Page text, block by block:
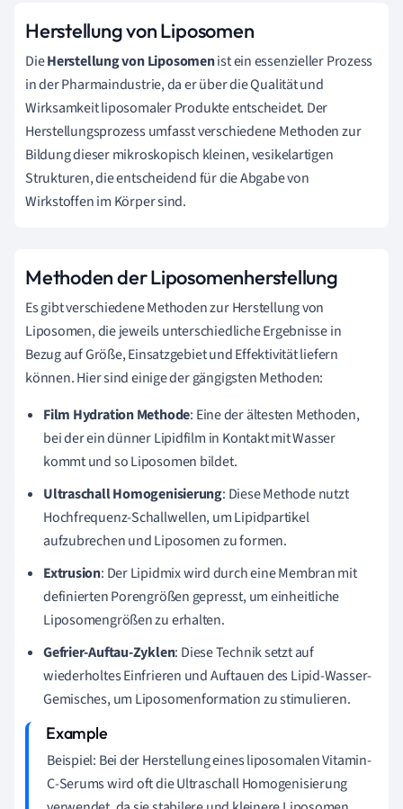
Herstellung von Liposomen
DieHerstellung von Liposomenist ein essenzieller Prozess
in der Pharmaindustrie, da er über die Qualität und
Wirksamkeit liposomaler Produkte entscheidet. Der
Herstellungsprozess umfasst verschiedene Methoden zur
Bildung dieser mikroskopisch kleinen, vesikelartigen
Strukturen, die entscheidend für die Abgabe von
Wirkstoffen im Körper sind.
Methoden der Liposomenherstellung
Es gibt verschiedene Methoden zur Herstellung von
Liposomen, die jeweils unterschiedliche Ergebnisse in
Bezug auf Größe, Einsatzgebiet und Effektivität liefern
können. Hier sind einige der gängigsten Methoden:
Film Hydration Methode: Eine der ältesten Methoden,
bei der ein dünner Lipidfilm in Kontakt mit Wasser
kommt und so Liposomen bildet.
Ultraschall Homogenisierung: Diese Methode nutzt
Hochfrequenz-Schallwellen, um Lipidpartikel
aufzubrechen und Liposomen zu formen.
Extrusion: Der Lipidmix wird durch eine Membran mit
definierten Porengrößen gepresst, um einheitliche
Liposomengrößen zu erhalten.
Gefrier-Auftau-Zyklen: Diese Technik setzt auf
wiederholtes Einfrieren und Auftauen des Lipid-Wasser-
Gemisches, um Liposomenformation zu stimulieren.
Beispiel: Bei der Herstellung eines liposomalen Vitamin-
C-Serums wird oft die Ultraschall Homogenisierung